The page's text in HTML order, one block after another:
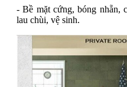
- Bề mặt cứng, bóng nhẵn,
lau chùi, vệ sinh.